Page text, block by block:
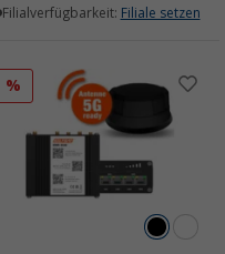
Filialverfügbarkeit: Filiale setzen
%